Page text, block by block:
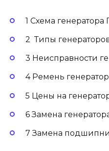
1 Схема генератора
2 Типы генераторов
3 Неисправности
4 Ремень
5 Цены на
6 Замена
7 Замена